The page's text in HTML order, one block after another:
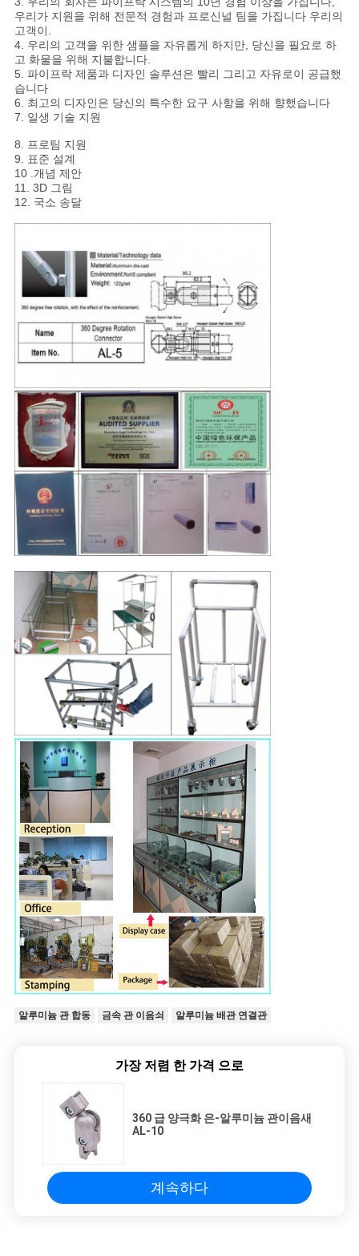
우리가 지원을 위해 전문적 경험과 프로신널 팀을 가집니다 우리의
고객이.
4. 우리의 고객을 위한 샘플을 자유롭게 하지만, 당신을 필요로 하
고 화물을 위해 지불합니다.
5. 파이프락 제품과 디자인 솔루션은 빨리 그리고 자유로이 공급했
습니다
6. 최고의 디자인은 당신의 특수한 요구 사항을 위해 향했습니다
7. 일생 기술 지원
8. 프로팀 지원
9. 표준 설계
10 .개념 제안
11. 3D 그림
12. 국소 송달
알루미늄 관 합동 금속 관 이음쇠 알루미늄 배관 연결관
가장 저렴 한 가격 으로
360 급 양극화 은-알루미늄 관이음새
AL-10
계속하다